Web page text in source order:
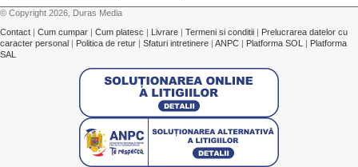
© Copyright 2026, Duras Media
Contact
Cum cumpar Cum platesc Livrare Termeni si conditii
Prelucrarea datelor cu
caracter personal
Politica de retur Sfaturi intretinere ANPC Platforma SOL
Platforma
SAL